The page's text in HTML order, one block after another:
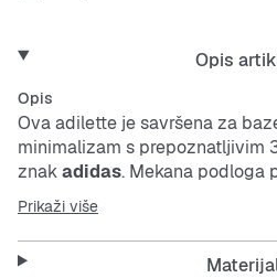
Opis
Opis
Ova adilette je savršena za
minimalizam s prepoznatljivim
znakadidas. Mekana podloga
stopalima nakon treninga.
REMEN ZA LAKO
Prikaži više